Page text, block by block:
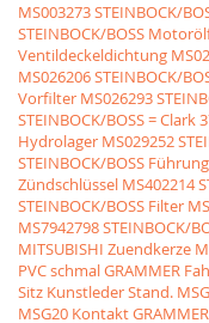
MS003273 STEINBOCK/
STEINBOCK/BOSS
Ventildeckeldichtung
MS026206 STEINBOCK/
Vorfilter MS026293
STEINBOCK/BOSS = Clark
Hydrolager MS029252
STEINBOCK/BOSS Führung
Zündschlüssel MS402214
STEINBOCK/BOSS Filter
MS7942798 STEINBOCK/
MITSUBISHI Zuendkerze
PVC schmal GRAMMER
Sitz Kunstleder Stand.
MSG20 Kontakt